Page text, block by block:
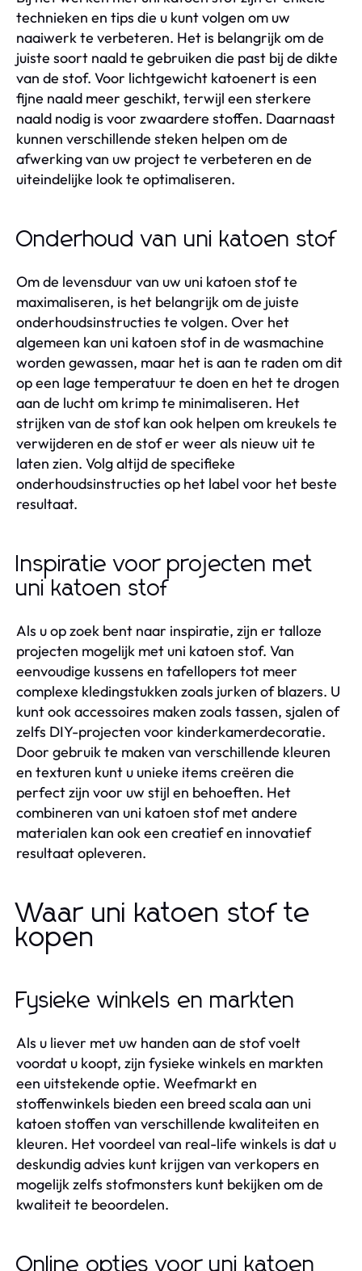
technieken en tips die u kunt volgen om uw
naaiwerk te verbeteren. Het is belangrijk om de
juiste soort naald te gebruiken die past bij de dikte
van de stof. Voor lichtgewicht katoenert is een
fijne naald meer geschikt, terwijl een sterkere
naald nodig is voor zwaardere stoffen. Daarnaast
kunnen verschillende steken helpen om de
afwerking van uw project te verbeteren en de
uiteindelijke look te optimaliseren.
Onderhoud van uni katoen stof
Om de levensduur van uw uni katoen stof te
maximaliseren, is het belangrijk om de juiste
onderhoudsinstructies te volgen. Over het
algemeen kan uni katoen stof in de wasmachine
worden gewassen, maar het is aan te raden om dit
op een lage temperatuur te doen en het te drogen
aan de lucht om krimp te minimaliseren. Het
strijken van de stof kan ook helpen om kreukels te
verwijderen en de stof er weer als nieuw uit te
laten zien. Volg altijd de specifieke
onderhoudsinstructies op het label voor het beste
resultaat.
Inspiratie voor projecten met
uni katoen stof
Als u op zoek bent naar inspiratie, zijn er talloze
projecten mogelijk met uni katoen stof. Van
eenvoudige kussens en tafellopers tot meer
complexe kledingstukken zoals jurken of blazers. U
kunt ook accessoires maken zoals tassen, sjalen of
zelfs DIY-projecten voor kinderkamerdecoratie.
Door gebruik te maken van verschillende kleuren
en texturen kunt u unieke items creëren die
perfect zijn voor uw stijl en behoeften. Het
combineren van uni katoen stof met andere
materialen kan ook een creatief en innovatief
resultaat opleveren.
Waar uni katoen stof te
kopen
Fysieke winkels en markten
Als u liever met uw handen aan de stof voelt
voordat u koopt, zijn fysieke winkels en markten
een uitstekende optie. Weefmarkt en
stoffenwinkels bieden een breed scala aan uni
katoen stoffen van verschillende kwaliteiten en
kleuren. Het voordeel van real-life winkels is dat u
deskundig advies kunt krijgen van verkopers en
mogelijk zelfs stofmonsters kunt bekijken om de
kwaliteit te beoordelen.
Online opties voor uni katoen